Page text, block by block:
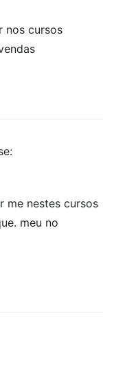
nos cursos
me nestes cursos
meu no